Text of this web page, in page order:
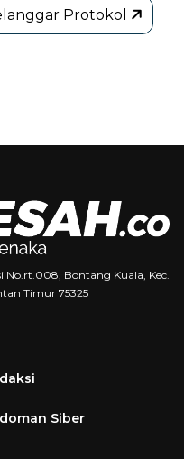
Protokol
No.rt.008, Bontang Kuala, Kec.
Timur 75325
Siber